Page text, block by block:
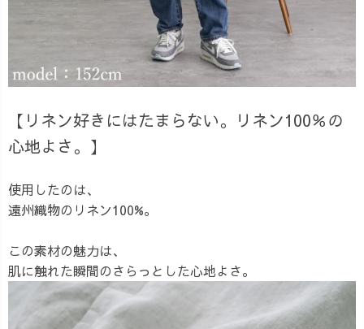
【リネン好きにはたまらない。リネン100％の
心地よさ。】
使用したのは、
遠州織物のリネン100%。
この素材の魅力は、
肌に触れた瞬間のさらっとした心地よさ。